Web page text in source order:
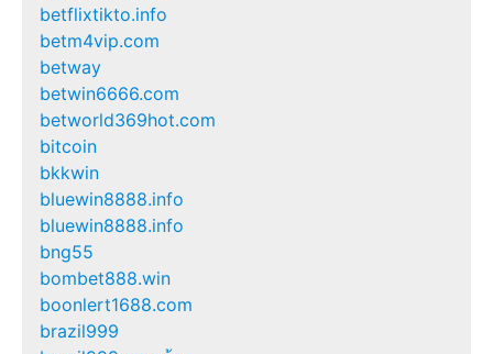
betflixtikto.info
betm4vip.com
betway
betwin6666.com
betworld369hot.com
bitcoin
bkkwin
bluewin8888.info
bluewin8888.info
bng55
bombet888.win
boonlert1688.com
brazil999